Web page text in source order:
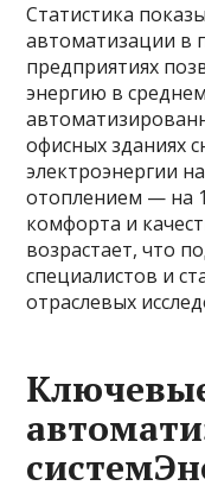
Статистика
автоматизации в
предприятиях
энергию в
офисных зданиях
электроэнергии
отоплением — на
комфорта и
возрастает, что
специалистов и
отраслевых